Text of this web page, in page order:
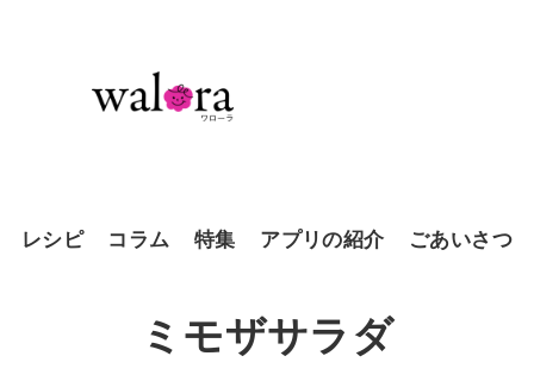
レシピ コラム 特集 アプリの紹介 ごあいさつ
ミモザサラダ